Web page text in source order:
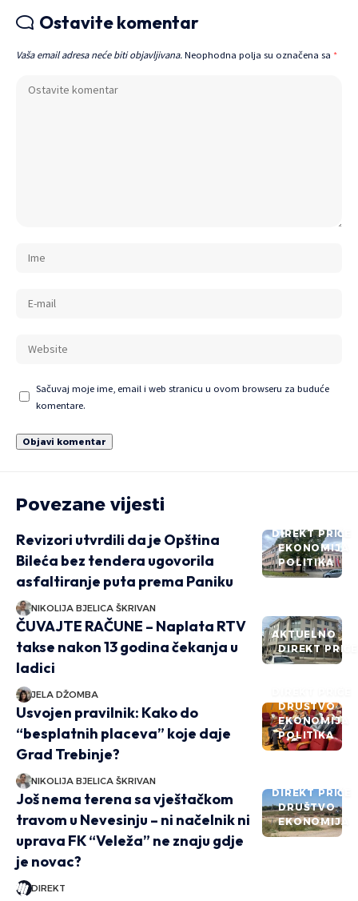
Ostavite komentar
Vaša email adresa neće biti objavljivana. Neophodna polja su označena sa *
Sačuvaj moje ime, email i web stranicu u ovom browseru za buduće
komentare.
Povezane vijesti
DIREKT PRIČE
EKONOMIJA
POLITIKA
Revizori utvrdili da je Opština
Bileća bez tendera ugovorila
asfaltiranje puta prema Paniku
NIKOLIJA BJELICA ŠKRIVAN
AKTUELNO
DIREKT PRIČE
ČUVAJTE RAČUNE – Naplata RTV
takse nakon 13 godina čekanja u
ladici
JELA DŽOMBA
DRUŠTVO
EKONOMIJA
POLITIKA
Usvojen pravilnik: Kako do
“besplatnih placeva” koje daje
Grad Trebinje?
NIKOLIJA BJELICA ŠKRIVAN
DIREKT PRIČE
DRUŠTVO
EKONOMIJA
Još nema terena sa vještačkom
travom u Nevesinju – ni načelnik ni
uprava FK “Veleža” ne znaju gdje
je novac?
DIREKT